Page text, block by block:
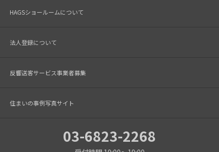
HAGSショールームについて
法人登録について
反響送客サービス事業者募集
住まいの事例写真サイト
03-6823-2268